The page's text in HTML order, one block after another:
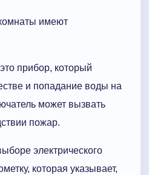
имеют
прибор, который
и попадание воды на
может вызвать
пожар.
электрического
которая указывает,